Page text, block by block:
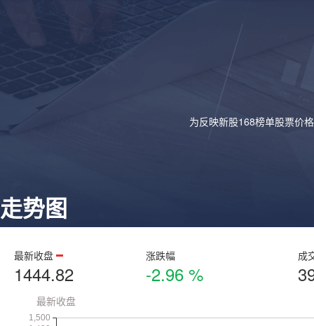
为反映新股168榜单股票价
走势图
最新收盘
1444.82
涨跌幅
-2.96 %
成